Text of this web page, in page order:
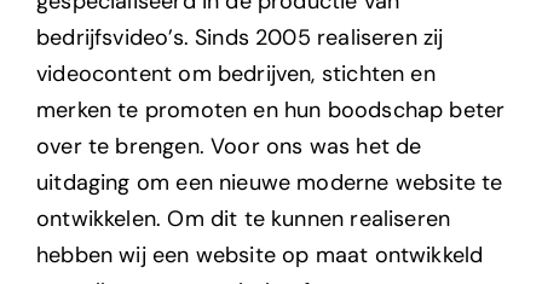
bedrijfsvideo’s. Sinds 2005 realiseren zij
videocontent om bedrijven, stichten en
merken te promoten en hun boodschap beter
over te brengen. Voor ons was het de
uitdaging om een nieuwe moderne website te
ontwikkelen. Om dit te kunnen realiseren
hebben wij een website op maat ontwikkeld